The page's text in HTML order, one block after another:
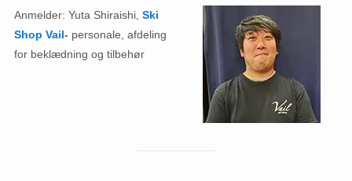
Anmelder: Yuta Shiraishi, Ski
Shop Vail-personale, afdeling
for beklædning og tilbehør